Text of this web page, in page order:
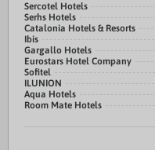
Sercotel Hotels
Serhs Hotels
Catalonia Hotels & Resorts
Ibis
Gargallo Hotels
Eurostars Hotel Company
Sofitel
ILUNION
Aqua Hotels
Room Mate Hotels